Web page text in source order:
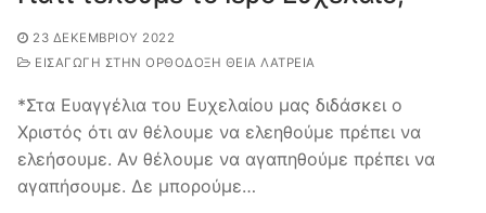
23 ΔΕΚΕΜΒΡΊΟΥ 2022
ΕΙΣΑΓΩΓΉ ΣΤΗΝ ΟΡΘΌΔΟΞΗ ΘΕΊΑ ΛΑΤΡΕΊΑ
*Στα Ευαγγέλια του Ευχελαίου μας διδάσκει ο
Χριστός ότι αν θέλουμε να ελεηθούμε πρέπει να
ελεήσουμε. Αν θέλουμε να αγαπηθούμε πρέπει να
αγαπήσουμε. Δε μπορούμε…